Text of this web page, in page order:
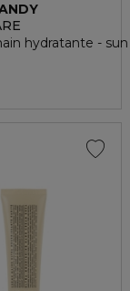
hydratante - sun